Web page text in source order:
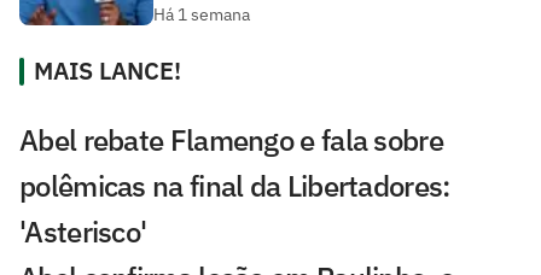
Há 1 semana
MAIS LANCE!
Abel rebate Flamengo e fala sobre
polêmicas na final da Libertadores:
'Asterisco'